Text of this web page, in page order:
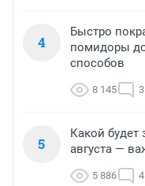
4
Быстро
помидоры
способов
8 145 3
5
Какой будет
августа —
5 886 4